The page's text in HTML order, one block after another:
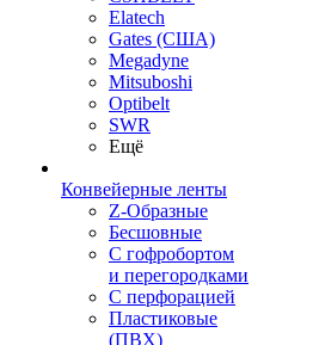
Elatech
Gates (США)
Megadyne
Mitsuboshi
Optibelt
SWR
Ещё
Конвейерные ленты
Z-Образные
Бесшовные
С гофробортом
и перегородками
С перфорацией
Пластиковые
(ПВХ)